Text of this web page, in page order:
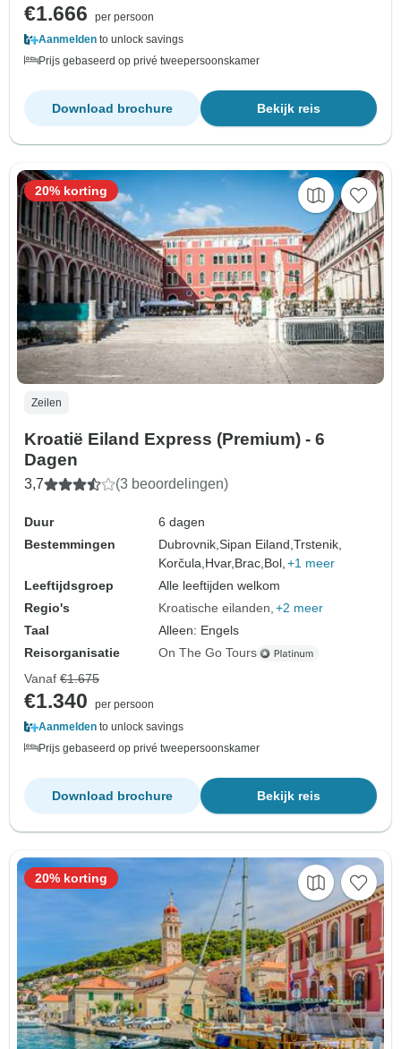
€1.666
per persoon
Aanmelden to unlock savings
Prijs gebaseerd op privé tweepersoonskamer
Bekijk reis
Download brochure
Zeilen
Kroatië Eiland Express (Premium) - 6
Dagen
3,7 (3 beoordelingen)
Duur
6 dagen
Bestemmingen
Dubrovnik,Sipan Eiland,Trstenik,
Korčula, Hvar, Brac, Bol, +1 meer
Leeftijdsgroep
Alle leeftijden welkom
Regio's
Kroatische eilanden +2 meer
Taal
Alleen: Engels
Reisorganisatie
On The Go Tours
20% korting
Vanaf €1.675
€1.340
per persoon
Aanmelden to unlock savings
Prijs gebaseerd op privé tweepersoonskamer
Bekijk reis
Download brochure
20% korting